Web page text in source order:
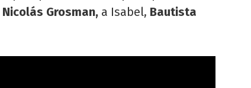
Nicolás Grosman, a Isabel, Bautista